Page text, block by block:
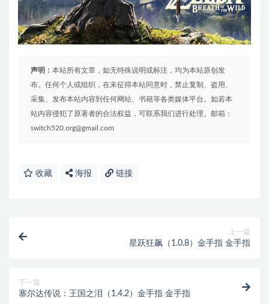
声明： 本站所有文章，如无特殊说明或标注，均为本站原创发
布。任何个人或组织，在未征得本站同意时，禁止复制、盗用、
采集、发布本站内容到任何网站、书籍等各类媒体平台。如若本
站内容侵犯了原著者的合法权益，可联系我们进行处理。邮箱：
switch520.org@gmail.com
收藏 海报 链接
上一篇
星跃狂飙（1.0.8）金手指 金手指
下一篇
塞尔达传说：王国之泪（1.4.2）金手指 金手指